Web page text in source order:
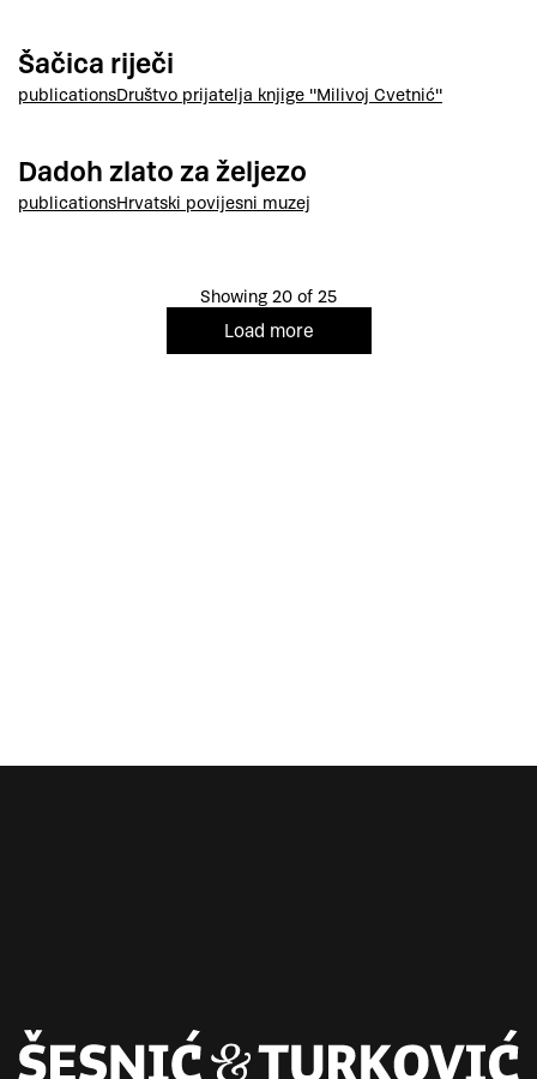
Šačica riječi
publicationsDruštvo prijatelja knjige "Milivoj Cvetnić"
Dadoh zlato za željezo
publicationsHrvatski povijesni muzej
Showing 20 of 25
Load more